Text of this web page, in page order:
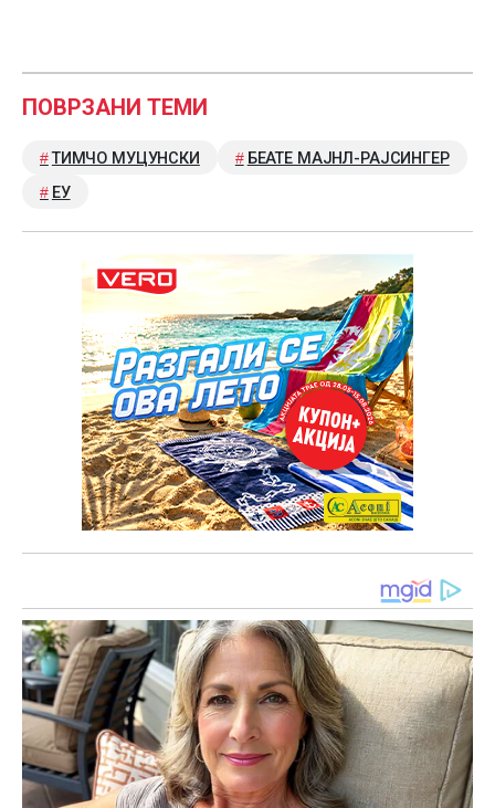
ПОВРЗАНИ ТЕМИ
ТИМЧО МУЦУНСКИ
БЕАТЕ МАЈНЛ-РАЈСИНГЕР
ЕУ